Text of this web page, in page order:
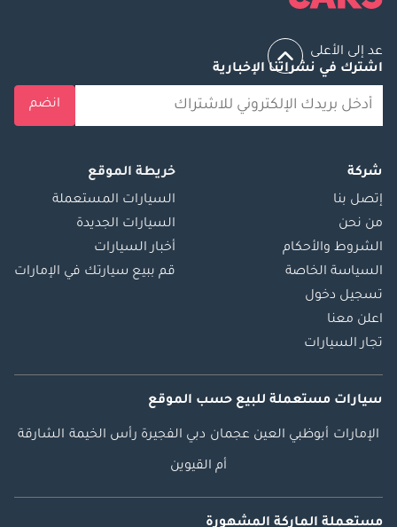
عد إلى الأعلى
اشترك في نشراتنا الإخبارية
انضم
شركة
إتصل بنا
من نحن
الشروط والأحكام
السياسة الخاصة
تسجيل دخول
اعلن معنا
تجار السيارات
خريطة الموقع
السيارات المستعملة
السيارات الجديدة
أخبار السيارات
قم ببيع سيارتك في الإمارات
سيارات مستعملة للبيع حسب الموقع
الإمارات أبوظبي العين عجمان دبي الفجيرة رأس الخيمة الشارقة
أم القيوين
مستعملة الماركة المشهورة